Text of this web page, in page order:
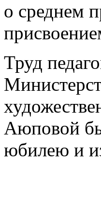
о среднем
Труд
Аюповой
юбилею и